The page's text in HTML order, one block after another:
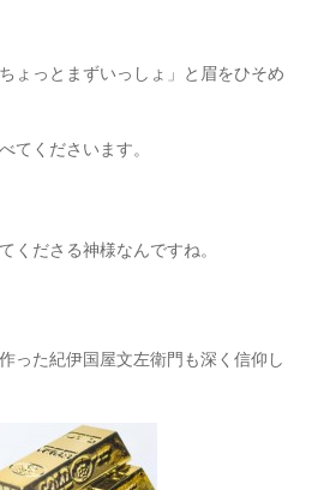
ょっとまずいっしょ」と眉をひそめ
てくださいます。
くださる神様なんですね。
った紀伊国屋文左衛門も深く信仰し